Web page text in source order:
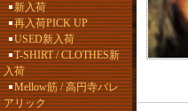
新入荷
再入荷PICK UP
USED新入荷
T-SHIRT / CLOTHES新
入荷
Mellow筋 / 高円寺バレ
アリック